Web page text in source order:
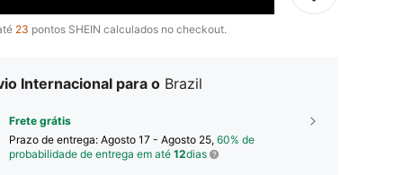
23 pontos SHEIN calculados no checkout.
Internacional para o Brazil
Frete grátis
Prazo de entrega: Agosto 17 - Agosto 25, 60% de
probabilidade de entrega em até 12dias